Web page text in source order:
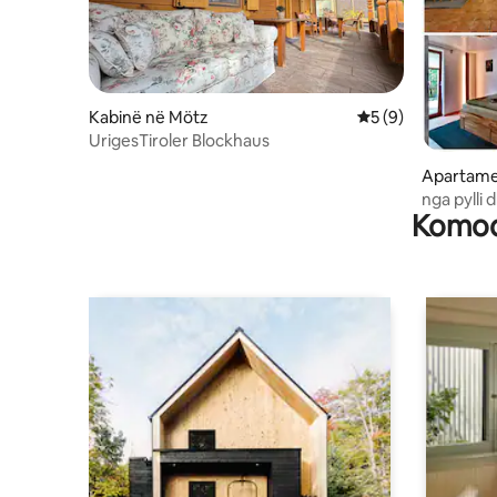
Kabinë në Mötz Vlerësimi
5 (9)
UrigesTiroler Blockhaus
nga pylli